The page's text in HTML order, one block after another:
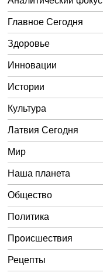
Главное Сегодня
Здоровье
Инновации
Истории
Культура
Латвия Сегодня
Мир
Наша планета
Общество
Политика
Происшествия
Рецепты